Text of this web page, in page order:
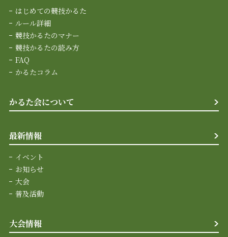
はじめての競技かるた
ルール詳細
競技かるたのマナー
競技かるたの読み方
FAQ
かるたコラム
かるた会について
最新情報
イベント
お知らせ
大会
普及活動
大会情報